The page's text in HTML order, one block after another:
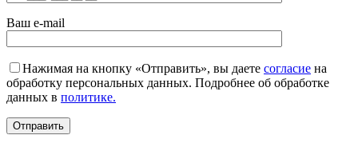
Ваш e-mail
Нажимая на кнопку «Отправить», вы даете согласие на
обработку персональных данных. Подробнее об обработке
данных в политике.